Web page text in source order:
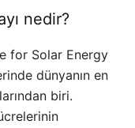
nedir?
for Solar Energy
dünyanın en
biri.